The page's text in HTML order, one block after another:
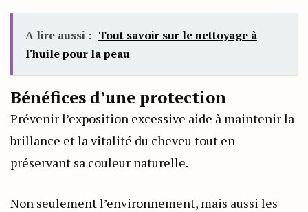
A lire aussi : Tout savoir sur le nettoyage à
l'huile pour la peau
Bénéfices d’une protection
Prévenir l’exposition excessive aide à maintenir la
brillance et la vitalité du cheveu tout en
préservant sa couleur naturelle.
Non seulement l’environnement, mais aussi les